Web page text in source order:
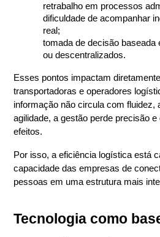
retrabalho em processos
dificuldade de acompanhar
real;
tomada de decisão baseada
ou descentralizados.
Esses pontos impactam
transportadoras e operadores
informação não circula com fluidez,
agilidade, a gestão perde precisão
efeitos.
Por isso, a eficiência logística está
capacidade das empresas de
pessoas em uma estrutura mais
Tecnologia como